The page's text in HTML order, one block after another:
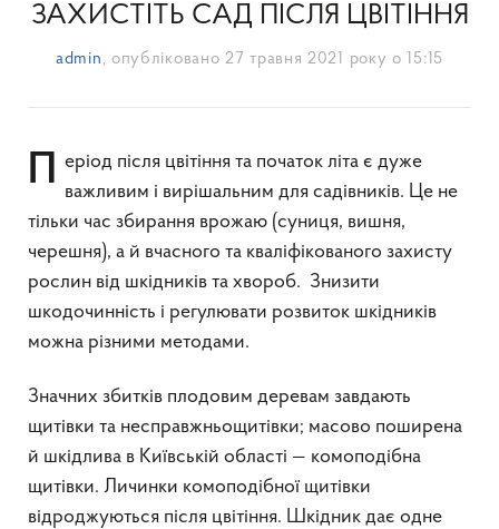
ЗАХИСТІТЬ САД ПІСЛЯ ЦВІТІННЯ
admin , опубліковано 27 травня 2021 року о 15:15
Період після цвітіння та початок літа є дуже важливим і вирішальним для садівників. Це не
тільки час збирання врожаю (суниця, вишня,
черешня), а й вчасного та кваліфікованого захисту
рослин від шкідників та хвороб. Знизити
шкодочинність і регулювати розвиток шкідників
можна різними методами.
Значних збитків плодовим деревам завдають
щитівки та несправжньощитівки; масово поширена
й шкідлива в Київській області — комоподібна
щитівки. Личинки комоподібної щитівки
відроджуються після цвітіння. Шкідник дає одне